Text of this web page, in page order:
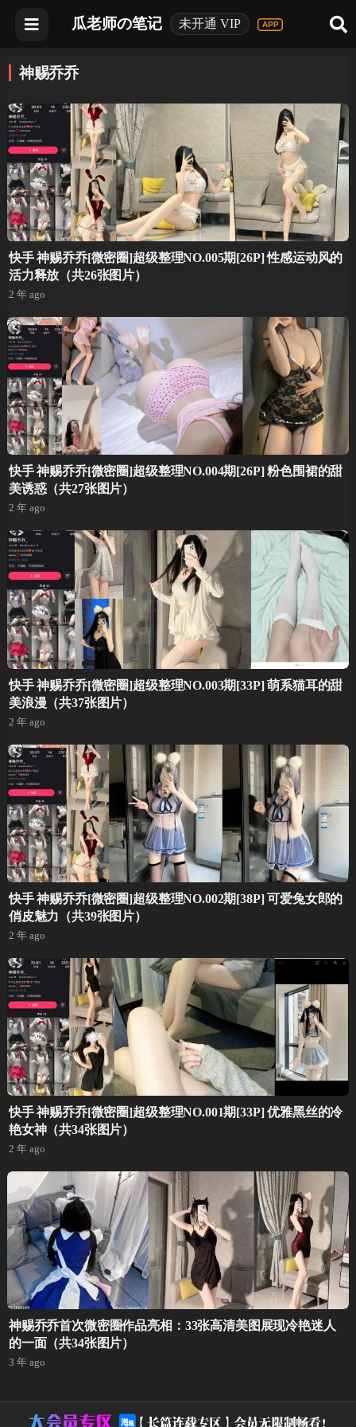
瓜老师の笔记 未开通 VIP
神赐乔乔
快手 神赐乔乔[微密圈]超级整理NO.005期[26P] 性感运动风的
活力释放（共26张图片）
2 年 ago
快手 神赐乔乔[微密圈]超级整理NO.004期[26P] 粉色围裙的甜
美诱惑（共27张图片）
2 年 ago
快手 神赐乔乔[微密圈]超级整理NO.003期[33P] 萌系猫耳的甜
美浪漫（共37张图片）
2 年 ago
快手 神赐乔乔[微密圈]超级整理NO.002期[38P] 可爱兔女郎的
俏皮魅力（共39张图片）
2 年 ago
快手 神赐乔乔[微密圈]超级整理NO.001期[33P] 优雅黑丝的冷
艳女神（共34张图片）
2 年 ago
神赐乔乔首次微密圈作品亮相：33张高清美图展现冷艳迷人
的一面（共34张图片）
3 年 ago